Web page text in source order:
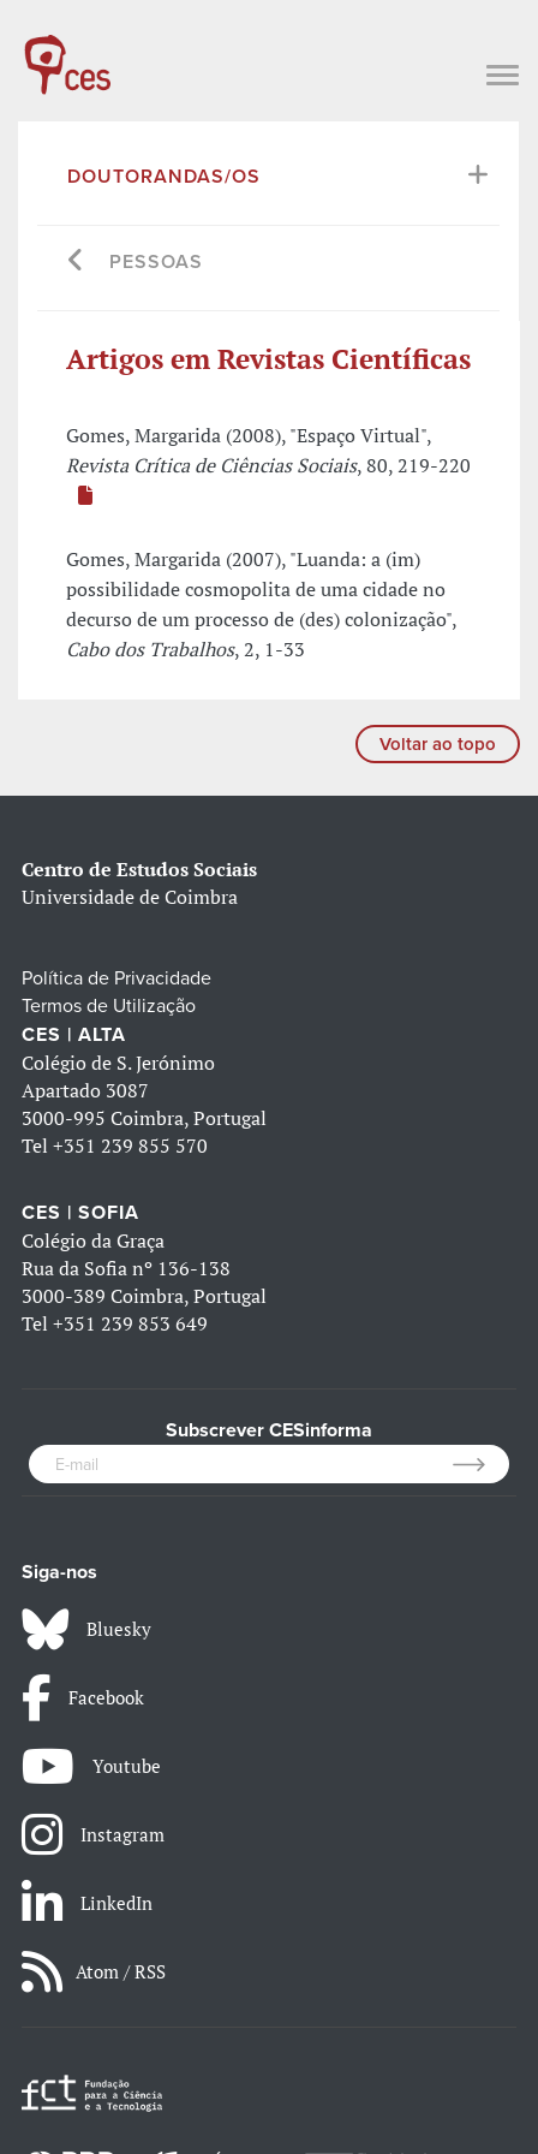
DOUTORANDAS/OS
PESSOAS
Artigos em Revistas Científicas
Gomes, Margarida (2008), "Espaço Virtual",
Revista Crítica de Ciências Sociais, 80, 219-220
Gomes, Margarida (2007), "Luanda: a (im)
possibilidade cosmopolita de uma cidade no
decurso de um processo de (des) colonização",
Cabo dos Trabalhos, 2, 1-33
Voltar ao topo
Centro de Estudos Sociais
Universidade de Coimbra
Política de Privacidade
Termos de Utilização
CES | ALTA
Colégio de S. Jerónimo
Apartado 3087
3000-995 Coimbra, Portugal
Tel +351 239 855 570
CES | SOFIA
Colégio da Graça
Rua da Sofia nº 136-138
3000-389 Coimbra, Portugal
Tel +351 239 853 649
Subscrever CESinforma
Siga-nos
Bluesky
Facebook
Youtube
Instagram
LinkedIn
Atom / RSS